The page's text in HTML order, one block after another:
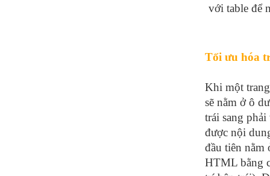
với table để
Tối ưu hóa
Khi một
sẽ nằm ở ô
trái sang
được nội
đầu tiên nằm
HTML bằng